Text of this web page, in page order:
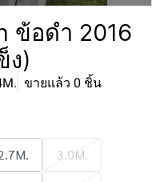
ข้อดำ 2016
ง)
ขายแล้ว 0 ชิ้น
3.0M.